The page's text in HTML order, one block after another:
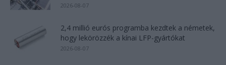
2026-08-07
2,4 millió eurós programba kezdtek a németek,
hogy lekörözzék a kínai LFP-gyártókat
2026-08-07